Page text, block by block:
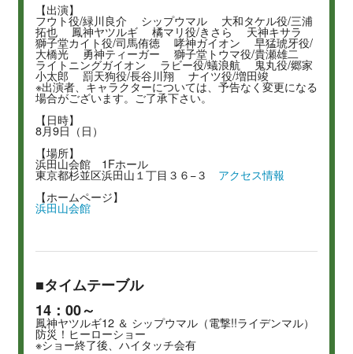
【出演】
フウト役/緑川良介 シップウマル 大和タケル役/三浦
拓也 鳳神ヤツルギ 橘マリ役/きさら 天神キサラ
獅子堂カイト役/司馬侑徳 哮神ガイオン 早猛琥牙役/
大橋光 勇神ティーガー 獅子堂トウマ役/貴瀬雄二
ライトニングガイオン ラビー役/蟻浪航 鬼丸役/郷家
小太郎 罰天狗役/長谷川翔 ナイツ役/増田竣
※出演者、キャラクターについては、予告なく変更になる
場合がございます。ご了承下さい。
【日時】
8月9日（日）
【場所】
浜田山会館 1Fホール
東京都杉並区浜田山１丁目３６−３ アクセス情報
【ホームページ】
浜田山会館
■タイムテーブル
14：00～
鳳神ヤツルギ12 ＆ シップウマル（電撃!!ライデンマル）
防災！ヒーローショー
※ショー終了後、ハイタッチ会有